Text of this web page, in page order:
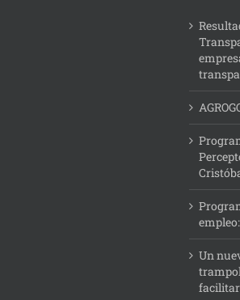
Un
facilitar